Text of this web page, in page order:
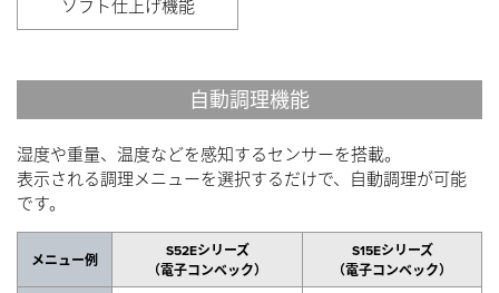
ソフト仕上げ機能
自動調理機能
湿度や重量、温度などを感知するセンサーを搭載。
表示される調理メニューを選択するだけで、自動調理が可能
です。
メニュー例
S52Eシリーズ
（電子コンベック）
S15Eシリーズ
（電子コンベック）